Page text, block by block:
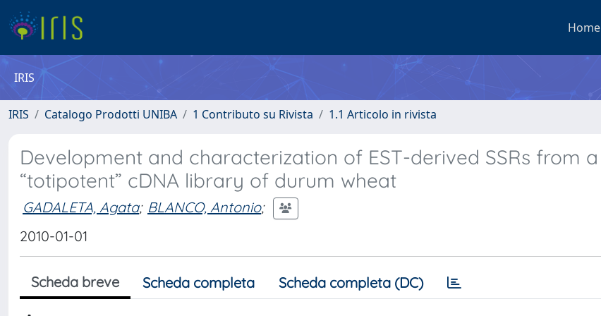
Home
IRIS
IRIS Catalogo Prodotti UNIBA 1 Contributo su Rivista 1.1 Articolo in rivista
Development and characterization of EST-derived SSRs from a
“totipotent” cDNA library of durum wheat
GADALETA, Agata; BLANCO, Antonio;
2010-01-01
Scheda breve Scheda completa Scheda completa (DC)